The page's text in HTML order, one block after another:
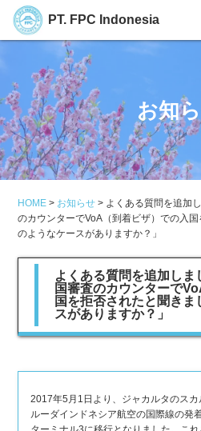
PT. FPC Indonesia
お知
HOME > お知らせ > よくある質問を追加
のカウンターでVoA（到着ビザ）での入
のようなケースがありますか？」
よくある質問を追加しま
国審査のカウンターで
国を拒否されたと聞き
スがありますか？」
2017年5月1日より、ジャカルタのス
ルーダインドネシア航空の国際線の発